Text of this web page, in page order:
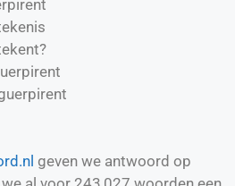
geven we antwoord op